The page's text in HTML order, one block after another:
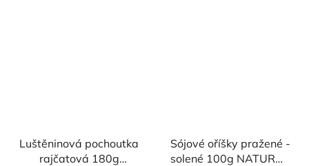
Luštěninová pochoutka
rajčatová 180g
Sójové oříšky pražené -
solené 100g NATURAL